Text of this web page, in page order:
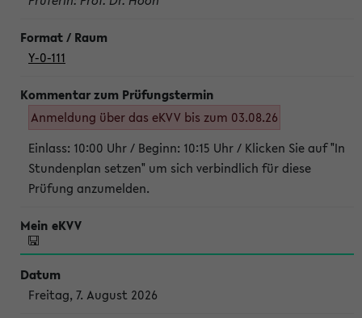
Y-0-111
Anmeldung über das eKVV bis zum 03.08.26
Einlass: 10:00 Uhr / Beginn: 10:15 Uhr / Klicken Sie auf "In
Stundenplan setzen" um sich verbindlich für diese
Prüfung anzumelden.
Freitag, 7. August 2026